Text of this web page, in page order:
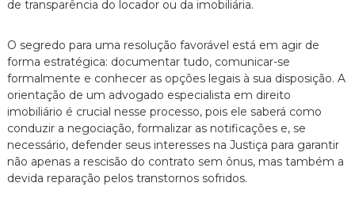
de transparência do locador ou da imobiliária.
O segredo para uma resolução favorável está em agir de
forma estratégica: documentar tudo, comunicar-se
formalmente e conhecer as opções legais à sua disposição. A
orientação de um advogado especialista em direito
imobiliário é crucial nesse processo, pois ele saberá como
conduzir a negociação, formalizar as notificações e, se
necessário, defender seus interesses na Justiça para garantir
não apenas a rescisão do contrato sem ônus, mas também a
devida reparação pelos transtornos sofridos.